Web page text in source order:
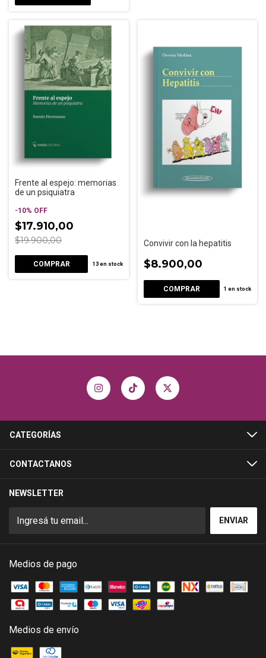
Frente al espejo: memorias
de un psiquiatra
-10% OFF
$17.910,00
$19.900,00
13en stock
Convivir con la hepatitis
$8.900,00
1 en stock
CATEGORÍAS
CONTACTANOS
NEWSLETTER
Medios de pago
Medios de envío